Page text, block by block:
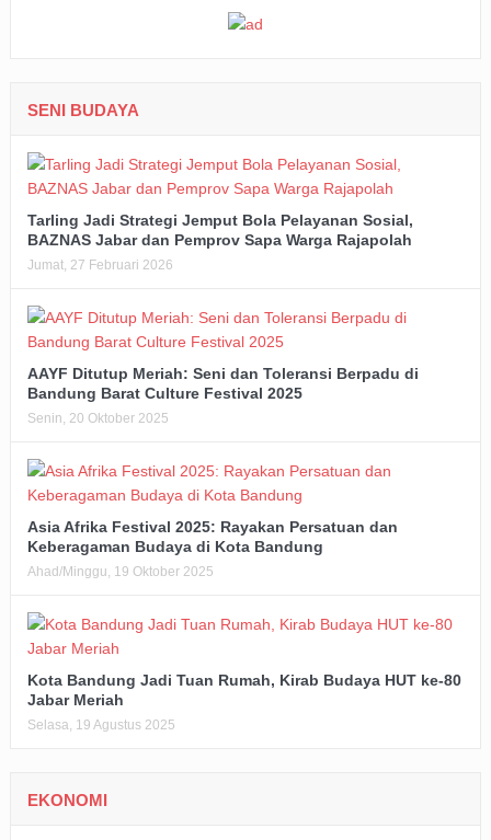
SENI BUDAYA
Tarling Jadi Strategi Jemput Bola Pelayanan Sosial,
BAZNAS Jabar dan Pemprov Sapa Warga Rajapolah
Jumat, 27 Februari 2026
AAYF Ditutup Meriah: Seni dan Toleransi Berpadu di
Bandung Barat Culture Festival 2025
Senin, 20 Oktober 2025
Asia Afrika Festival 2025: Rayakan Persatuan dan
Keberagaman Budaya di Kota Bandung
Ahad/Minggu, 19 Oktober 2025
Kota Bandung Jadi Tuan Rumah, Kirab Budaya HUT ke-80
Jabar Meriah
Selasa, 19 Agustus 2025
EKONOMI